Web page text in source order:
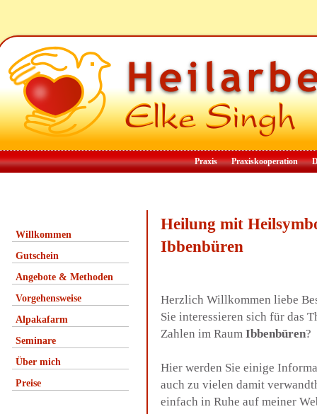
Praxis Praxiskooperation
Willkommen
Gutschein
Angebote & Methoden
Vorgehensweise
Alpakafarm
Seminare
Über mich
Preise
Heilung mit
Ibbenbüren
Herzlich Willkommen liebe
Sie interessieren sich für das
Zahlen im Raum Ibbenbüren?
Hier werden Sie einige
auch zu vielen damit
einfach in Ruhe auf meiner